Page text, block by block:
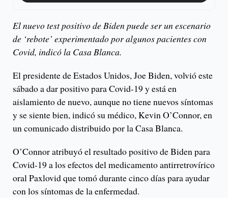
El nuevo test positivo de Biden puede ser un escenario
de ‘rebote’ experimentado por algunos pacientes con
Covid, indicó la Casa Blanca.
El presidente de Estados Unidos, Joe Biden, volvió este
sábado a dar positivo para Covid-19 y está en
aislamiento de nuevo, aunque no tiene nuevos síntomas
y se siente bien, indicó su médico, Kevin O’Connor, en
un comunicado distribuido por la Casa Blanca.
O’Connor atribuyó el resultado positivo de Biden para
Covid-19 a los efectos del medicamento antirretrovírico
oral Paxlovid que tomó durante cinco días para ayudar
con los síntomas de la enfermedad.